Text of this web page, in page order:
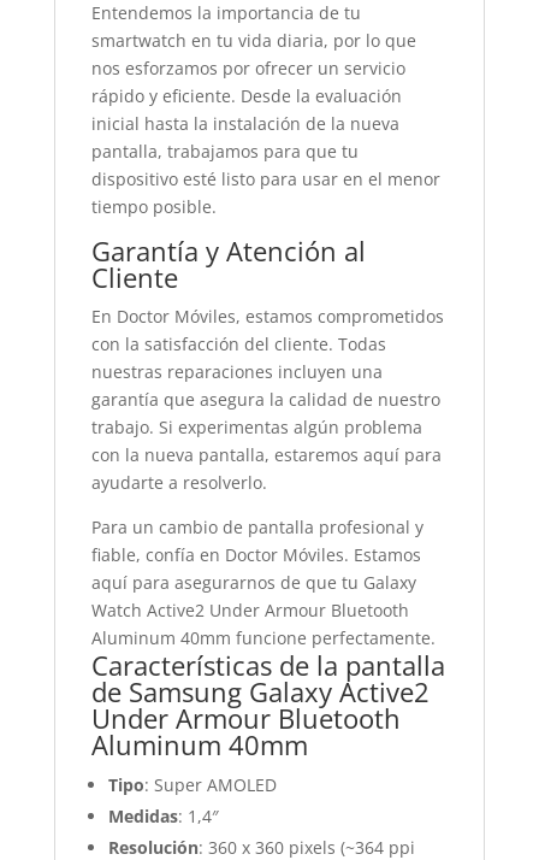
Entendemos la importancia de tu
smartwatch en tu vida diaria, por lo que
nos esforzamos por ofrecer un servicio
rápido y eficiente. Desde la evaluación
inicial hasta la instalación de la nueva
pantalla, trabajamos para que tu
dispositivo esté listo para usar en el menor
tiempo posible.
Garantía y Atención al
Cliente
En Doctor Móviles, estamos comprometidos
con la satisfacción del cliente. Todas
nuestras reparaciones incluyen una
garantía que asegura la calidad de nuestro
trabajo. Si experimentas algún problema
con la nueva pantalla, estaremos aquí para
ayudarte a resolverlo.
Para un cambio de pantalla profesional y
fiable, confía en Doctor Móviles. Estamos
aquí para asegurarnos de que tu Galaxy
Watch Active2 Under Armour Bluetooth
Aluminum 40mm funcione perfectamente.
Características de la pantalla
de Samsung Galaxy Active2
Under Armour Bluetooth
Aluminum 40mm
Tipo: Super AMOLED
Medidas: 1,4″
Resolución: 360 x 360 pixels (~364 ppi